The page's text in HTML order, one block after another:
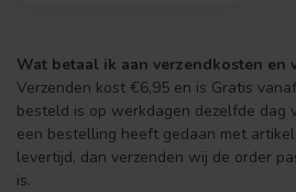
Wat betaal ik aan verzendkosten en
Verzenden kost €6,95 en is Gratis
besteld is op werkdagen dezelfde dag
een bestelling heeft gedaan met
levertijd, dan verzenden wij de order
is.